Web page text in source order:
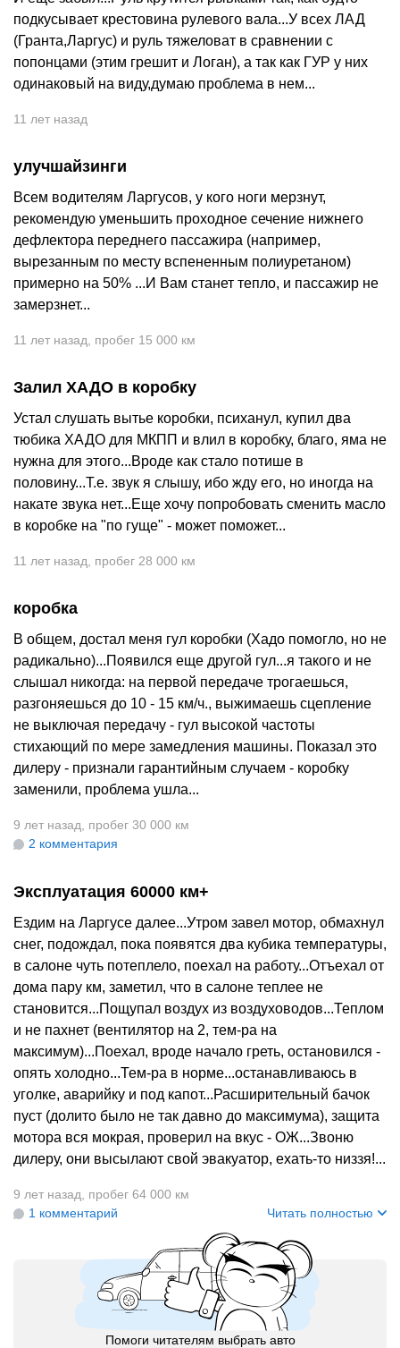
подкусывает крестовина рулевого вала...У всех ЛАД
(Гранта,Ларгус) и руль тяжеловат в сравнении с
попонцами (этим грешит и Логан), а так как ГУР у них
одинаковый на виду,думаю проблема в нем...
11 лет назад
улучшайзинги
Всем водителям Ларгусов, у кого ноги мерзнут,
рекомендую уменьшить проходное сечение нижнего
дефлектора переднего пассажира (например,
вырезанным по месту вспененным полиуретаном)
примерно на 50% ...И Вам станет тепло, и пассажир не
замерзнет...
11 лет назад пробег 15 000 км
Залил ХАДО в коробку
Устал слушать вытье коробки, психанул, купил два
тюбика ХАДО для МКПП и влил в коробку, благо, яма не
нужна для этого...Вроде как стало потише в
половину...Т.е. звук я слышу, ибо жду его, но иногда на
накате звука нет...Еще хочу попробовать сменить масло
в коробке на "по гуще" - может поможет...
11 лет назад пробег 28 000 км
коробка
В общем, достал меня гул коробки (Хадо помогло, но не
радикально)...Появился еще другой гул...я такого и не
слышал никогда: на первой передаче трогаешься,
разгоняешься до 10 - 15 км/ч., выжимаешь сцепление
не выключая передачу - гул высокой частоты
стихающий по мере замедления машины. Показал это
дилеру - признали гарантийным случаем - коробку
заменили, проблема ушла...
9 лет назад
пробег 30 000 км
2 комментария
Эксплуатация 60000 км+
Ездим на Ларгусе далее...Утром завел мотор, обмахнул
снег, подождал, пока появятся два кубика температуры,
в салоне чуть потеплело, поехал на работу...Отъехал от
дома пару км, заметил, что в салоне теплее не
становится...Пощупал воздух из воздуховодов...Теплом
и не пахнет (вентилятор на 2, тем-ра на
максимум)...Поехал, вроде начало греть, остановился -
опять холодно...Тем-ра в норме...останавливаюсь в
уголке, аварийку и под капот...Расширительный бачок
пуст (долито было не так давно до максимума), защита
мотора вся мокрая, проверил на вкус - ОЖ...Звоню
дилеру, они высылают свой эвакуатор, ехать-то низзя!...
9 лет назад
пробег 64 000 км
1 комментарий
Читать полностью
Помоги читателям выбрать авто